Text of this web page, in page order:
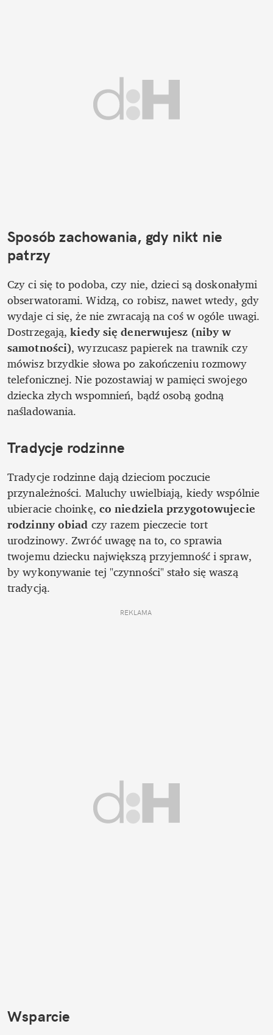
Sposób zachowania, gdy nikt nie
patrzy
Czy ci się to podoba, czy nie, dzieci są doskonałymi
obserwatorami. Widzą, co robisz, nawet wtedy, gdy
wydaje ci się, że nie zwracają na coś w ogóle uwagi.
Dostrzegają, kiedy się denerwujesz (niby w
samotności), wyrzucasz papierek na trawnik czy
mówisz brzydkie słowa po zakończeniu rozmowy
telefonicznej. Nie pozostawiaj w pamięci swojego
dziecka złych wspomnień, bądź osobą godną
naśladowania.
Tradycje rodzinne
Tradycje rodzinne dają dzieciom poczucie
przynależności. Maluchy uwielbiają, kiedy wspólnie
ubieracie choinkę, co niedziela przygotowujecie
rodzinny obiad czy razem pieczecie tort
urodzinowy. Zwróć uwagę na to, co sprawia
twojemu dziecku największą przyjemność i spraw,
by wykonywanie tej "czynności" stało się waszą
tradycją.
REKLAMA
Wsparcie